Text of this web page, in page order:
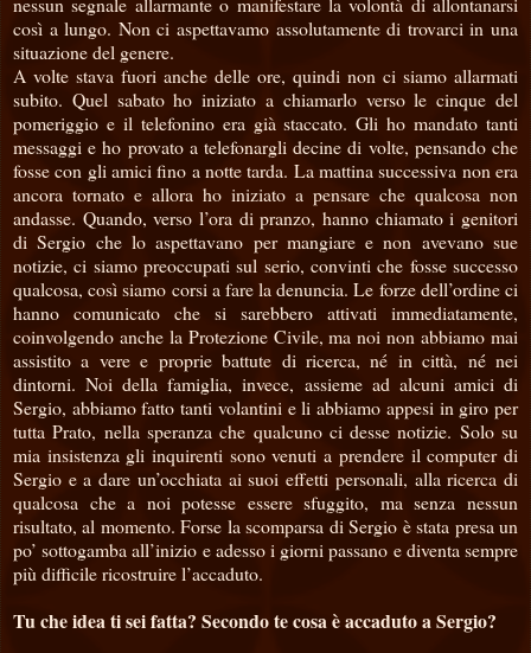
così a lungo. Non ci aspettavamo assolutamente di trovarci in una
situazione del genere.
A volte stava fuori anche delle ore, quindi non ci siamo allarmati
subito. Quel sabato ho iniziato a chiamarlo verso le cinque del
pomeriggio e il telefonino era già staccato. Gli ho mandato tanti
messaggi e ho provato a telefonargli decine di volte, pensando che
fosse con gli amici fino a notte tarda. La mattina successiva non era
ancora tornato e allora ho iniziato a pensare che qualcosa non
andasse. Quando, verso l’ora di pranzo, hanno chiamato i genitori
di Sergio che lo aspettavano per mangiare e non avevano sue
notizie, ci siamo preoccupati sul serio, convinti che fosse successo
qualcosa, così siamo corsi a fare la denuncia. Le forze dell’ordine ci
hanno comunicato che si sarebbero attivati immediatamente,
coinvolgendo anche la Protezione Civile, ma noi non abbiamo mai
assistito a vere e proprie battute di ricerca, né in città, né nei
dintorni. Noi della famiglia, invece, assieme ad alcuni amici di
Sergio, abbiamo fatto tanti volantini e li abbiamo appesi in giro per
tutta Prato, nella speranza che qualcuno ci desse notizie. Solo su
mia insistenza gli inquirenti sono venuti a prendere il computer di
Sergio e a dare un’occhiata ai suoi effetti personali, alla ricerca di
qualcosa che a noi potesse essere sfuggito, ma senza nessun
risultato, al momento. Forse la scomparsa di Sergio è stata presa un
po’ sottogamba all’inizio e adesso i giorni passano e diventa sempre
più difficile ricostruire l’accaduto.
Tu che idea ti sei fatta? Secondo te cosa è accaduto a Sergio?